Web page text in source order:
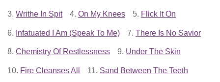
3. Writhe In Spit 4. On My Knees 5. Flick It On
6. Infatuated I Am (Speak To Me) 7. There Is No Savior
8. Chemistry Of Restlessness 9. Under The Skin
10. Fire Cleanses All 11. Sand Between The Teeth